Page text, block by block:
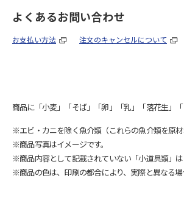
よくあるお問い合わせ
お支払い方法 注文のキャンセルについて
商品に「小麦」「そば」「卵」「乳」「落花生」
※エビ・カニを除く魚介類（これらの魚介類を原
※商品写真はイメージです。
※商品内容として記載されていない「小道具類」
※商品の色は、印刷の都合により、実際と異なる場